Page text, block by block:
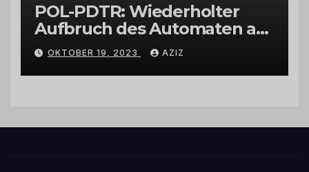
POL-PDTR: Wiederholter
Aufbruch des Automaten am
Wohnmobilstellplatz in
Hermeskeil am Labachweg
OKTOBER 19, 2023 AZIZ